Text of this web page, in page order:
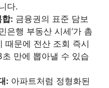
다.
합: 금융권의 표준 담보
은행 부동산 시세’가 촘
때문에 전산 조회 즉시
만에 뽑아낼 수 있습
: 아파트처럼 정형화된